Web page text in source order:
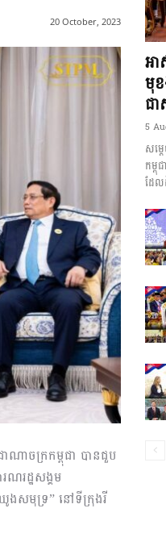
ម្ម
20 October, 2023
ណាចក្រកម្ពុជា បានជួប
ណរដ្ឋសង្គម
ងសមុទ្រ” នៅទីក្រុងរី
អា
មុ
ជា
5
សម្ត
កម្
ដែ